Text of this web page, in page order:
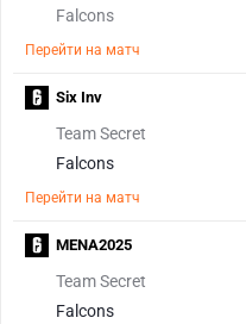
Falcons
Перейти на матч
Team Secret
Falcons
Перейти на матч
Six Inv
Team Secret
Falcons
MENA2025